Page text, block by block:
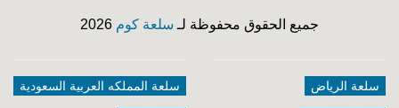
جميع الحقوق محفوظة لـ سلعة كوم
سلعة الرياض سلعة المملكه العربية السعودية